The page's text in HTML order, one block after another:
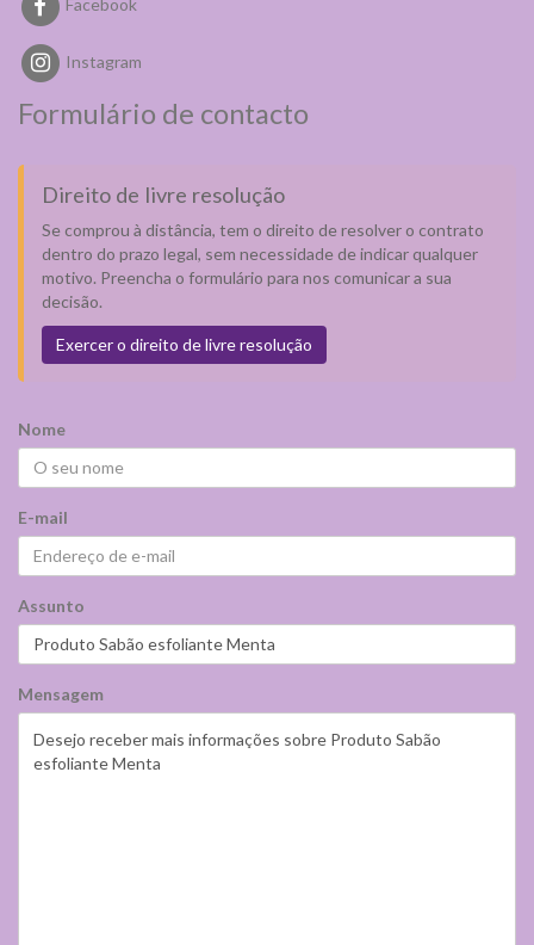
Facebook
Instagram
Formulário de contacto
Direito de livre resolução
Se comprou à distância, tem o direito de resolver o contrato
dentro do prazo legal, sem necessidade de indicar qualquer
motivo. Preencha o formulário para nos comunicar a sua
decisão.
Exercer o direito de livre resolução
Nome
E-mail
Assunto
Mensagem